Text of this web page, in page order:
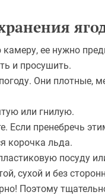
ее нужно
и просушить.
Они плотные,
или гнилую.
Если пренебречь
корочка льда.
посуду
сухой и без
Поэтому